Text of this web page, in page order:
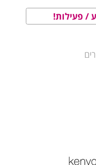
/ פעילות!